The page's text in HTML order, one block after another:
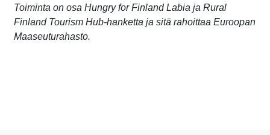
Toiminta on osa Hungry for Finland Labia ja Rural
Finland Tourism Hub-hanketta ja sitä rahoittaa Euroopan
Maaseuturahasto.